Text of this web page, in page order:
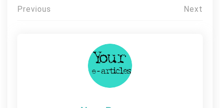
Πλοήγηση
Previous Next